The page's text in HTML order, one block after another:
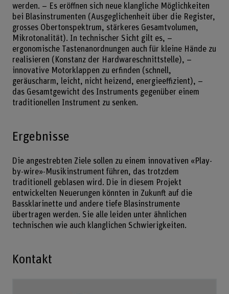
werden. – Es eröffnen sich neue klangliche Möglichkeiten
bei Blasinstrumenten (Ausgeglichenheit über die Register,
grosses Obertonspektrum, stärkeres Gesamtvolumen,
Mikrotonalität). In technischer Sicht gilt es, –
ergonomische Tastenanordnungen auch für kleine Hände zu
realisieren (Konstanz der Hardwareschnittstelle), –
innovative Motorklappen zu erfinden (schnell,
geräuscharm, leicht, nicht heizend, energieeffizient), –
das Gesamtgewicht des Instruments gegenüber einem
traditionellen Instrument zu senken.
Ergebnisse
Die angestrebten Ziele sollen zu einem innovativen «Play-
by-wire»-Musikinstrument führen, das trotzdem
traditionell geblasen wird. Die in diesem Projekt
entwickelten Neuerungen könnten in Zukunft auf die
Bassklarinette und andere tiefe Blasinstrumente
übertragen werden. Sie alle leiden unter ähnlichen
technischen wie auch klanglichen Schwierigkeiten.
Kontakt